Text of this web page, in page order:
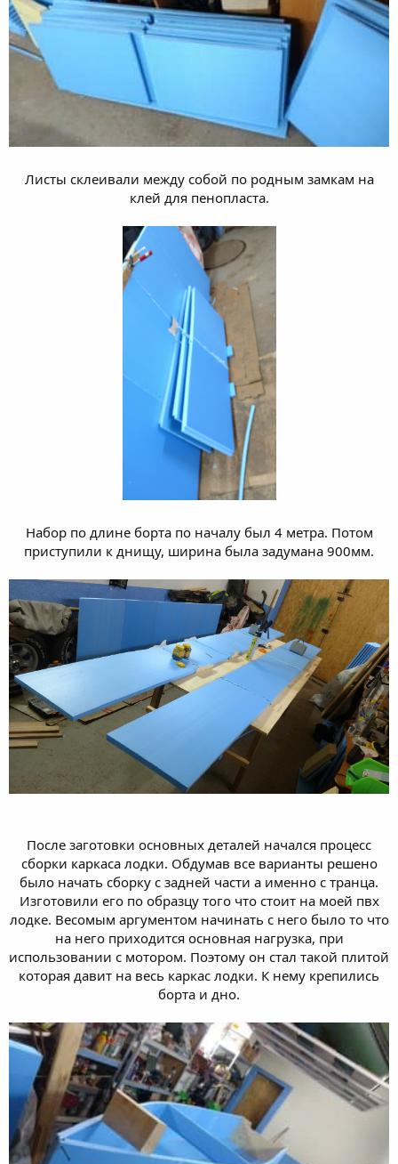
Листы склеивали между собой по родным замкам на
клей для пенопласта.
Набор по длине борта по началу был 4 метра. Потом
приступили к днищу, ширина была задумана 900мм.
После заготовки основных деталей начался процесс
сборки каркаса лодки. Обдумав все варианты решено
было начать сборку с задней части а именно с транца.
Изготовили его по образцу того что стоит на моей пвх
лодке. Весомым аргументом начинать с него было то что
на него приходится основная нагрузка, при
использовании с мотором. Поэтому он стал такой плитой
которая давит на весь каркас лодки. К нему крепились
борта и дно.